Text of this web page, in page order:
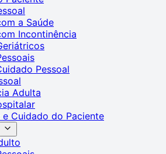
a Saúde
Incontinência
Pessoal
Adulta
Cuidado do Paciente